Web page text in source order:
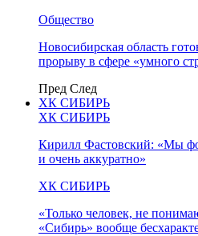
Общество
Новосибирская область
прорыву в сфере «умного
Пред След
ХК СИБИРЬ
ХК СИБИРЬ
Кирилл Фастовский: «Мы
и очень аккуратно»
ХК СИБИРЬ
«Только человек, не
«Сибирь» вообще